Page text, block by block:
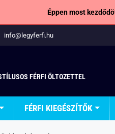
Éppen most
info@legyferfi.hu
FÉRFI ÖLTOZETTEL
FÉRFI KIEGÉSZÍTŐK